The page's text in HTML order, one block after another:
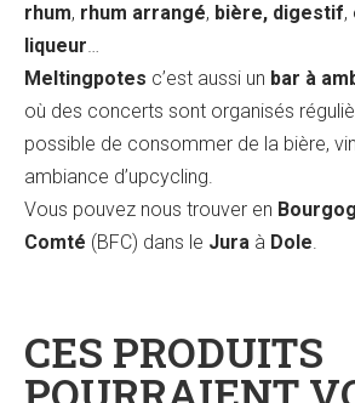
rhum, rhum arrangé, bière, digestif,
liqueur…
Meltingpotes c’est aussi un bar à
où des concerts sont organisés
possible de consommer de la bière,
ambiance d’upcycling.
Vous pouvez nous trouver en
Comté (BFC) dans le Jura à Dole.
CES PRODUITS